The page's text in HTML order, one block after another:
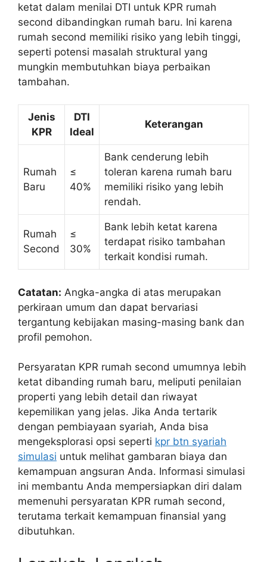
ketat dalam menilai DTI untuk KPR rumah
second dibandingkan rumah baru. Ini karena
rumah second memiliki risiko yang lebih tinggi,
seperti potensi masalah struktural yang
mungkin membutuhkan biaya perbaikan
tambahan.
Jenis
KPR
DTI
Ideal
Keterangan
Rumah
Baru
≤
40%
Bank cenderung lebih
toleran karena rumah baru
memiliki risiko yang lebih
rendah.
Rumah
Second
≤
30%
Bank lebih ketat karena
terdapat risiko tambahan
terkait kondisi rumah.
Catatan: Angka-angka di atas merupakan
perkiraan umum dan dapat bervariasi
tergantung kebijakan masing-masing bank dan
profil pemohon.
Persyaratan KPR rumah second umumnya lebih
ketat dibanding rumah baru, meliputi penilaian
properti yang lebih detail dan riwayat
kepemilikan yang jelas. Jika Anda tertarik
dengan pembiayaan syariah, Anda bisa
mengeksplorasi opsi seperti kpr btn syariah
simulasi untuk melihat gambaran biaya dan
kemampuan angsuran Anda. Informasi simulasi
ini membantu Anda mempersiapkan diri dalam
memenuhi persyaratan KPR rumah second,
terutama terkait kemampuan finansial yang
dibutuhkan.